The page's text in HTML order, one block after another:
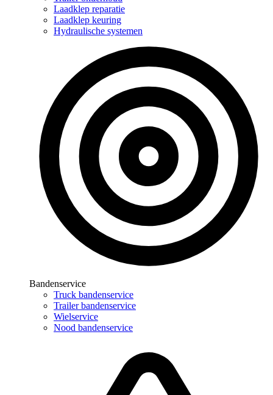
Laadklep reparatie
Laadklep keuring
Hydraulische systemen
Bandenservice
Truck bandenservice
Trailer bandenservice
Wielservice
Nood bandenservice